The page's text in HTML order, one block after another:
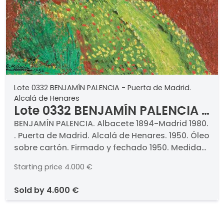
Lote 0332 BENJAMÍN PALENCIA - Puerta de Madrid.
Alcalá de Henares
Lote 0332 BENJAMÍN PALENCIA -
Puerta de Madrid. Alcalá de
Henares
BENJAMÍN PALENCIA. Albacete 1894-Madrid 1980.
. Puerta de Madrid. Alcalá de Henares. 1950. Óleo
sobre cartón. Firmado y fechado 1950. Medidas
Benjamín Palencia
Starting price 4.000 €
sold by 4.600 €